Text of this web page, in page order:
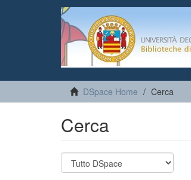
DSpace Home Cerca
Cerca